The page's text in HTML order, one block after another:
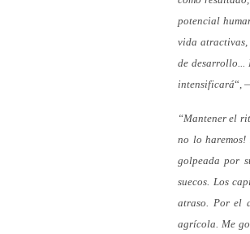
potencial
vida atractivas,
de desarrollo...
intensificará“,
“Mantener el
no lo haremos!
golpeada por
suecos. Los
atraso. Por el
agrícola. Me